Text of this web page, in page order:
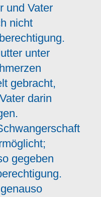
und Vater
nicht
unter
gebracht,
darin
gegeben